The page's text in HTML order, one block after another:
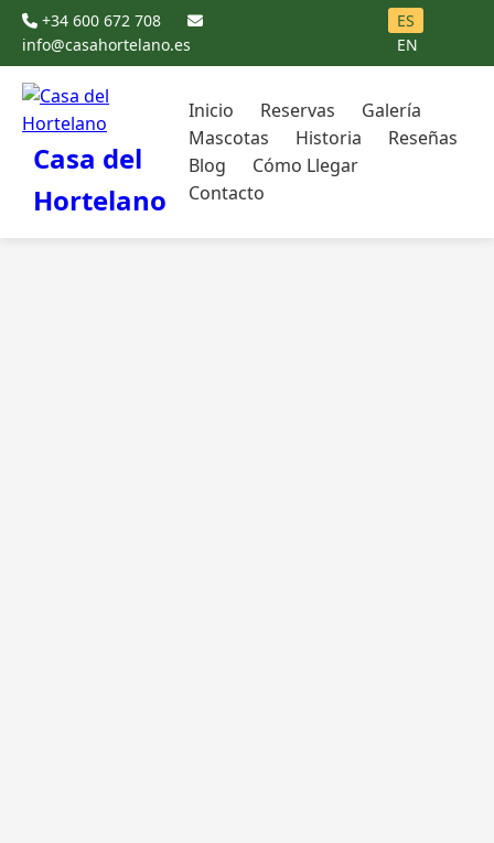
+34 600 672 708
info@casahortelano.es
ES
EN
Casa del
Hortelano
Inicio Reservas
Galería
Mascotas
Historia
Reseñas
Blog
Cómo Llegar
Contacto